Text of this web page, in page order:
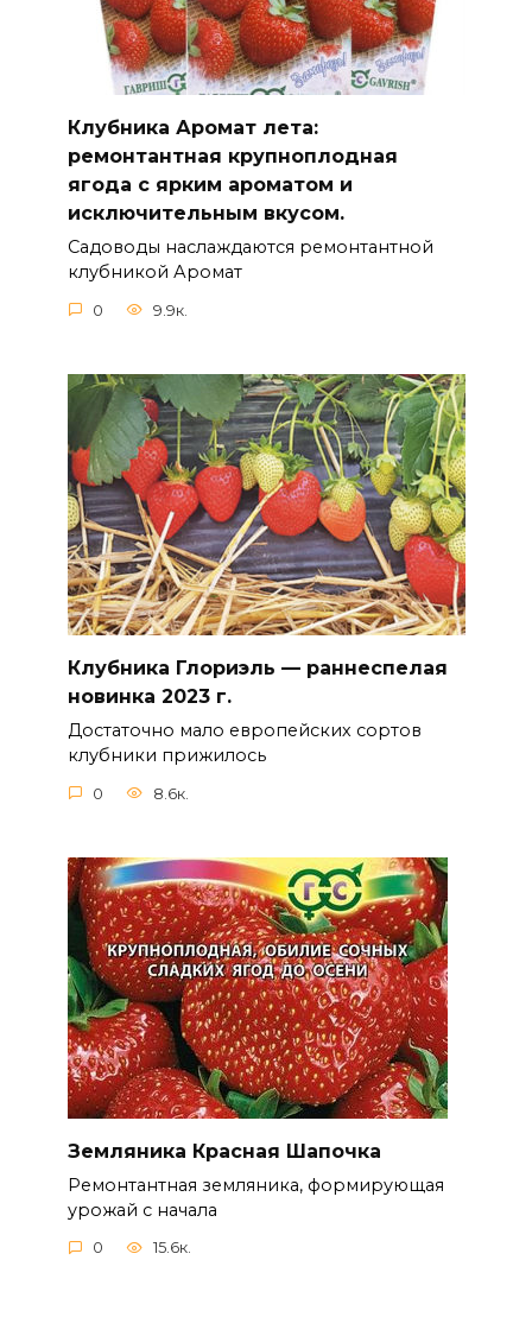
Клубника Аромат лета:
ремонтантная крупноплодная
ягода с ярким ароматом и
исключительным вкусом.
Садоводы наслаждаются ремонтантной
клубникой Аромат
0 9.9к.
Клубника Глориэль — раннеспелая
новинка 2023 г.
Достаточно мало европейских сортов
клубники прижилось
0 8.6к.
Земляника Красная Шапочка
Ремонтантная земляника, формирующая
урожай с начала
0 15.6к.